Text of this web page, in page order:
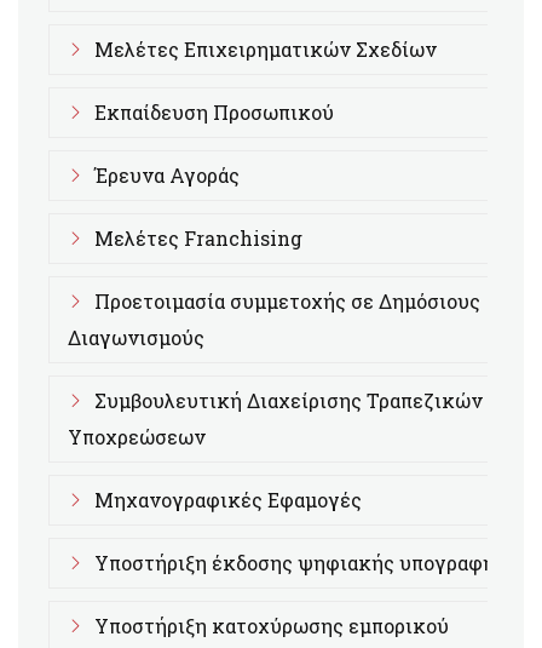
Μελέτες Επιχειρηματικών Σχεδίων
Εκπαίδευση Προσωπικού
Έρευνα Αγοράς
Μελέτες Franchising
Προετοιμασία συμμετοχής σε Δημόσιους
Διαγωνισμούς
Συμβουλευτική Διαχείρισης Τραπεζικών
Υποχρεώσεων
Μηχανογραφικές Εφαμογές
Υποστήριξη έκδοσης ψηφιακής υπογραφής
Υποστήριξη κατοχύρωσης εμπορικού